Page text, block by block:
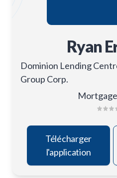
Ryan
Dominion Lending
Group Corp.
Télécharger
l'application